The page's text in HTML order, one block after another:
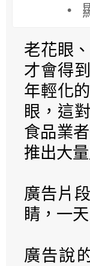
‧
老花眼
才會得
年輕化
眼，這
食品業
推出大
廣告片
睛，一天
廣告說